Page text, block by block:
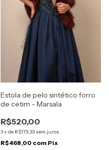
Estola de pelo sintético forro
de cetim - Marsala
R$520,00
3x de R$173,33 sem juros
R$468,00 com Pix